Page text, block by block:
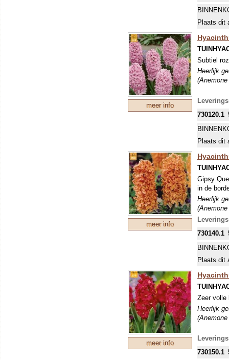
Plaats dit
meer info
Subtiel
Heerlijk
730120.1
Plaats dit
meer info
Gipsy
in de
Heerlijk
730140.1
Plaats dit
meer info
Zeer volle
Heerlijk
730150.1